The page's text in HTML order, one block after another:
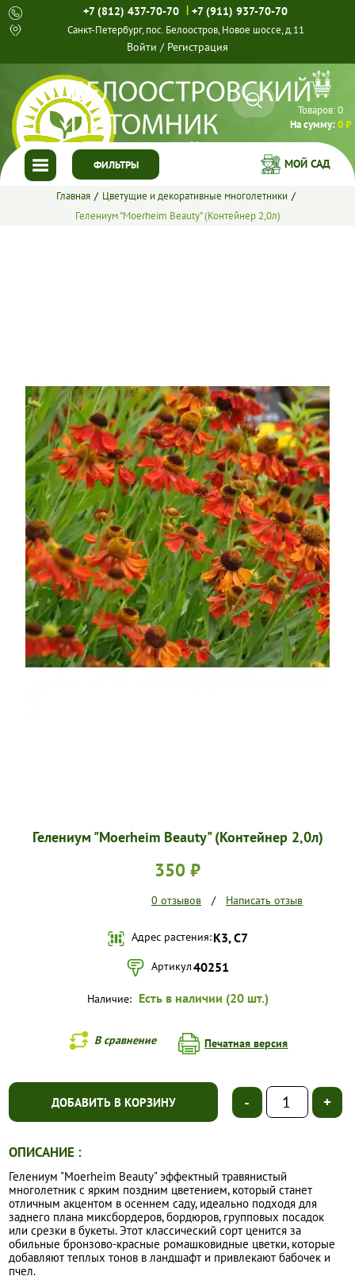
+7 (812) 437-70-70 | +7 (911) 937-70-70
Санкт-Петербург, пос. Белоостров, Новое шоссе, д.11
Войти / Регистрация
Товаров:0
На сумму:0 ₽
ФИЛЬТРЫ
ГЛАВНАЯ
УСЛОВИЯ РАБОТЫ
КОНТАКТЫ
МОЙ САД
Главная
Цветущие и декоративные многолетники
Гелениум "Moerheim Beauty" (Контейнер 2,0л)
Гелениум "Moerheim Beauty" (Контейнер 2,0л)
350 ₽
0 отзывов / Написать отзыв
Адрес растения:К3, С7
Артикул40251
Наличие: Есть в наличии (20 шт.)
В сравнение Печатная версия
ДОБАВИТЬ В КОРЗИНУ - +
ОПИСАНИЕ :
Гелениум "Moerheim Beauty" эффектный травянистый
многолетник с ярким поздним цветением, который станет
отличным акцентом в осеннем саду, идеально подходя для
заднего плана миксбордеров, бордюров, групповых посадок
или срезки в букеты. Этот классический сорт ценится за
обильные бронзово-красные ромашковидные цветки, которые
добавляют теплых тонов в ландшафт и привлекают бабочек и
пчел.